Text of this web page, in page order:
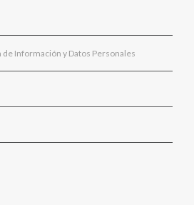
de Información y Datos Personales